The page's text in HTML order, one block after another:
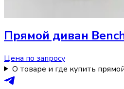
Прямой диван
Цена по запросу
О товаре и где купить